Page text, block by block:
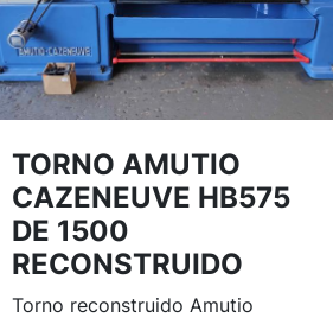
TORNO AMUTIO
CAZENEUVE HB575
DE 1500
RECONSTRUIDO
Torno reconstruido Amutio